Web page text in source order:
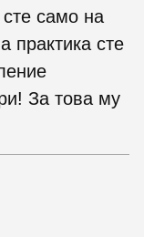
само на
практика сте
За това му